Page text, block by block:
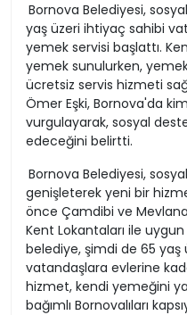
Bornova Belediyesi,
yaş üzeri ihtiyaç sahibi
yemek servisi başlattı.
yemek sunulurken,
ücretsiz servis hizmeti
Ömer Eşki, Bornova'da
vurgulayarak, sosyal
edeceğini belirtti.
Bornova Belediyesi,
genişleterek yeni bir
önce Çamdibi ve
Kent Lokantaları ile
belediye, şimdi de 65 yaş
vatandaşlara evlerine
hizmet, kendi yemeğini
bağımlı Bornovalıları